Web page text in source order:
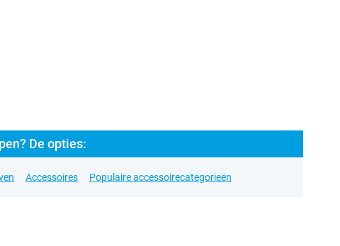
De opties:
Accessoires Populaire accessoirecategorieën